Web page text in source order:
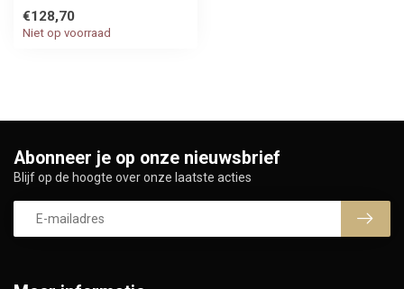
wagonplanken...
€128,70
Niet op voorraad
Abonneer je op onze nieuwsbrief
Blijf op de hoogte over onze laatste acties